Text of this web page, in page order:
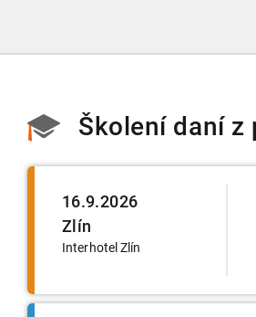
Školení daní z
16.9.2026
Zlín
Interhotel Zlín